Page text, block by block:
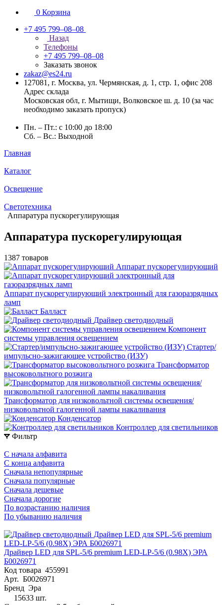
0 Корзина
+7 495 799–08–08
Назад
Телефоны
+7 495 799–08–08
Заказать звонок
zakaz@es24.ru
127081, г. Москва, ул. Чермянская, д. 1, стр. 1, офис 208
Адрес склада
Московская обл, г. Мытищи, Волковское ш. д. 10 (за час
необходимо заказать пропуск)
Пн. – Пт.: с 10:00 до 18:00
Сб. – Вс.: Выходной
Главная
Каталог
Освещение
Светотехника
Аппаратура пускорегулирующая
Аппаратура пускорегулирующая
1387 товаров
Аппарат пускорегулирующий
Аппарат пускорегулирующий электронный для газоразрядных
ламп
Балласт
Драйвер светодиодный
Компонент
системы управления освещением
Стартер/
импульсно-зажигающее устройство (ИЗУ)
Трансформатор
высоковольтного розжига
Трансформатор для низковольтной системы освещения/
низковольтной галогенной лампы накаливания
Конденсатор
Контроллер для светильников
Фильтр
С начала алфавита
С конца алфавита
Сначала непопулярные
Сначала популярные
Сначала дешевые
Сначала дорогие
По возрастанию наличия
По убыванию наличия
Драйвер LED для SPL-5/6 premium LED-LP-5/6 (0.98X) ЭРА
Б0026971
Код товара 455991
Арт. Б0026971
Бренд Эра
15633 шт.